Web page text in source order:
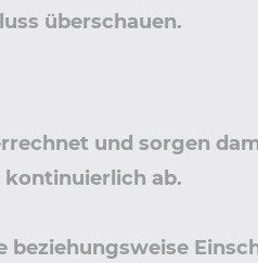
überschauen.
und sorgen
kontinuierlich ab.